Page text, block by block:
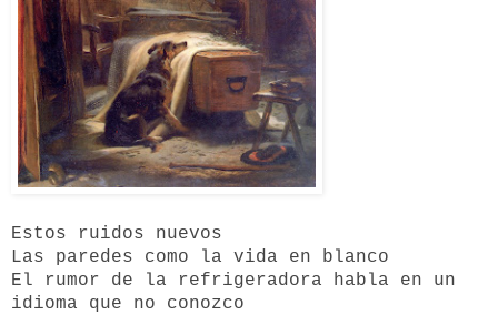
Estos ruidos nuevos
Las paredes como la vida en blanco
El rumor de la refrigeradora habla en un
idioma que no conozco